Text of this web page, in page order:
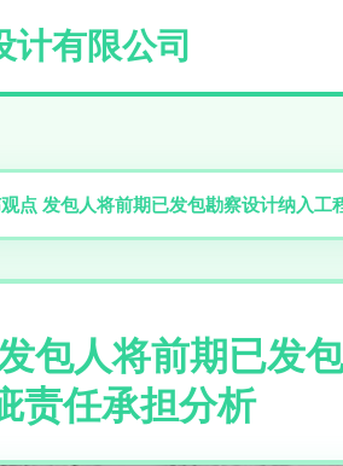
计有限公司
点 发包人将前期已发包勘察设计纳入
包人将前期已发
责任承担分析